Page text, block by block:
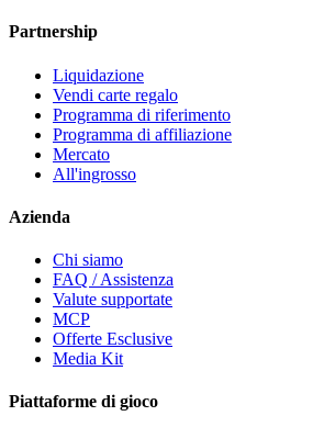
Partnership
Liquidazione
Vendi carte regalo
Programma di riferimento
Programma di affiliazione
Mercato
All'ingrosso
Azienda
Chi siamo
FAQ / Assistenza
Valute supportate
MCP
Offerte Esclusive
Media Kit
Piattaforme di gioco